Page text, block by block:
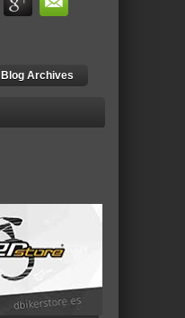
Blog Archives